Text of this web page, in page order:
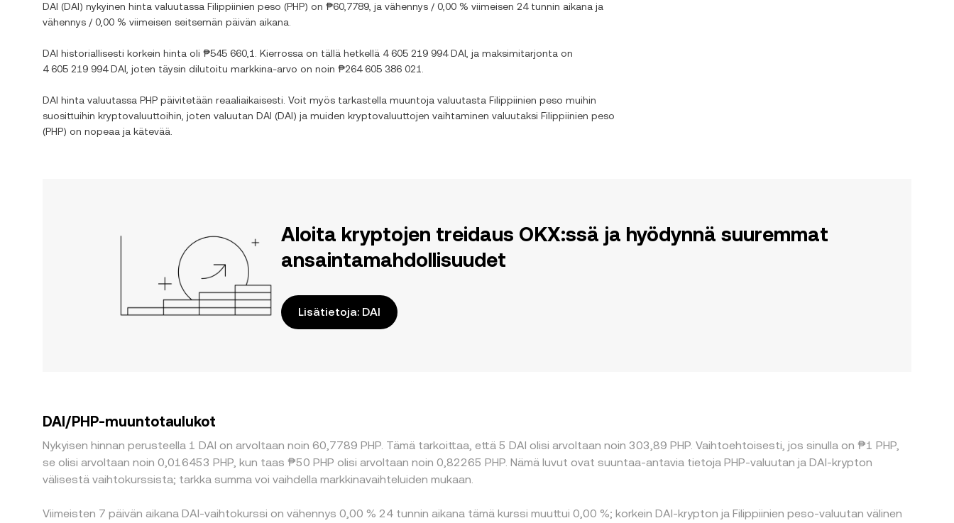
DAI (DAI) nykyinen hinta valuutassa Filippiinien peso (PHP) on ₱60,7789 , ja vähennys / 0,00 % viimeisen 24 tunnin aikana ja
vähennys / 0,00 % viimeisen seitsemän päivän aikana.
DAI historiallisesti korkein hinta oli ₱545 660,1 . Kierrossa on tällä hetkellä 4 605 219 994 DAI , ja maksimitarjonta on
4 605 219 994 DAI , joten täysin dilutoitu markkina-arvo on noin ₱264 605 386 021
DAI hinta valuutassa PHP päivitetään reaaliaikaisesti. Voit myös tarkastella muuntoja valuutasta Filippiinien peso muihin
suosittuihin kryptovaluuttoihin, joten valuutan DAI (DAI) ja muiden kryptovaluuttojen vaihtaminen valuutaksi Filippiinien peso
(PHP) on nopeaa ja kätevää.
Aloita kryptojen treidaus OKX:ssä ja hyödynnä suuremmat
ansaintamahdollisuudet
Lisätietoja: DAI
DAI/PHP-muuntotaulukot
Nykyisen hinnan perusteella 1 DAI on arvoltaan noin 60,7789 PHP. Tämä tarkoittaa, että 5 DAI olisi arvoltaan noin 303,89 PHP. Vaihtoehtoisesti, jos sinulla on ₱1 PHP,
se olisi arvoltaan noin 0,016453 PHP, kun taas ₱50 PHP olisi arvoltaan noin 0,82265 PHP. Nämä luvut ovat suuntaa-antavia tietoja PHP-valuutan ja DAI-krypton
välisestä vaihtokurssista; tarkka summa voi vaihdella markkinavaihteluiden mukaan.
Viimeisten 7 päivän aikana DAI-vaihtokurssi on vähennys 0,00 % 24 tunnin aikana tämä kurssi muuttui 0,00 %; korkein DAI-krypton ja Filippiinien peso-valuutan välinen